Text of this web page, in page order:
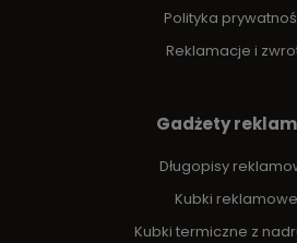
Polityka
Reklamacje i
Gadżety
Długopisy
Kubki reklamowe
Kubki termiczne z